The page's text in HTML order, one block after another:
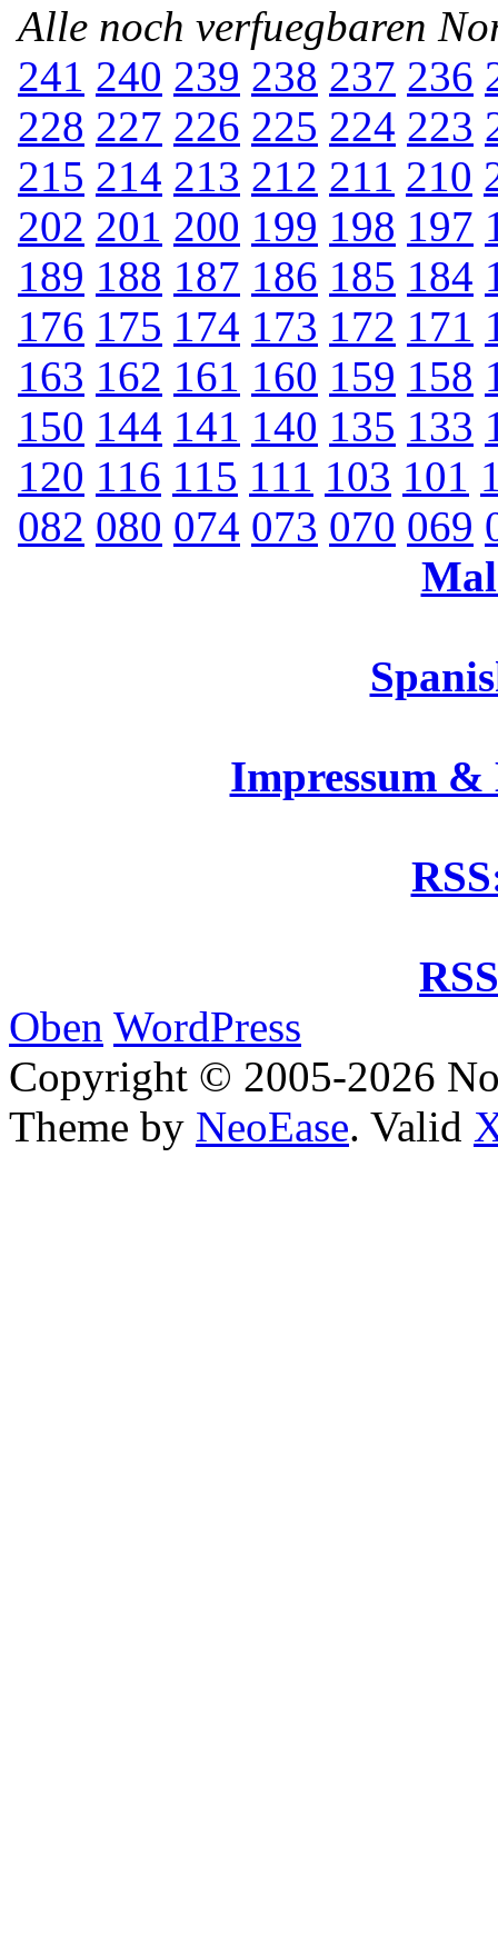
Alle noch verfuegbaren
241 240 239 238 237 236
228 227 226 225 224 223
215 214 213 212 211 210
202 201 200 199 198 197
189 188 187 186 185 184
176 175 174 173 172 171
163 162 161 160 159 158
150 144 141 140 135 133
120 116 115 111 103 101
082 080 074 073 070 069
Impressum
Oben WordPress
Copyright © 2005-2026
Theme by NeoEase. Valid